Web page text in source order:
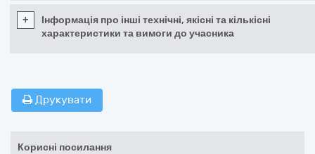
+
Інформація про інші технічні, якісні та кількісні
характеристики та вимоги до учасника
Друкувати
Корисні посилання